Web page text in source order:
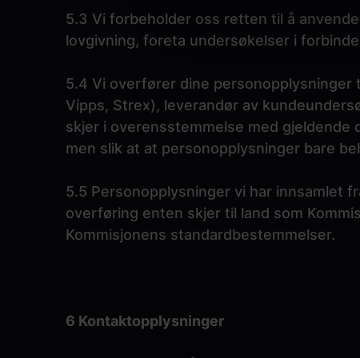
5.3 Vi forbeholder oss retten til å
lovgivning, foreta undersøkelser i
5.4 Vi overfører dine personopplysninger
Vipps, Strex), leverandør av
skjer i overensstemmelse med gjeldende
men slik at at personopplysninger bare
5.5 Personopplysninger vi har innsamlet
overføring enten skjer til land som
Kommisjonens standardbestemmelser.
6 Kontaktopplysninger